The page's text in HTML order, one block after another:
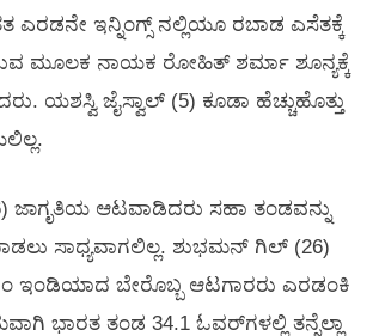
ಎರಡನೇ ಇನ್ನಿಂಗ್ಸ್‌ ನಲ್ಲಿಯೂ ರಬಾಡ ಎಸೆತಕ್ಕೆ
ಮೂಲಕ ನಾಯಕ ರೋಹಿತ್‌ ಶರ್ಮಾ ಶೂನ್ಯಕ್ಕೆ
ಯಶಸ್ವಿ ಜೈಸ್ವಾಲ್‌ (5) ಕೂಡಾ ಹೆಚ್ಚುಹೊತ್ತು
ಜಾಗೃತಿಯ ಆಟವಾಡಿದರು ಸಹಾ ತಂಡವನ್ನು
ಸಾಧ್ಯವಾಗಲಿಲ್ಲ. ಶುಭಮನ್‌ ಗಿಲ್‌ (26)
ಇಂಡಿಯಾದ ಬೇರೊಬ್ಬ ಆಟಗಾರರು ಎರಡಂಕಿ
ಭಾರತ ತಂಡ 34.1 ಓವರ್‌ಗಳಲ್ಲಿ ತನ್ನೆಲ್ಲಾ